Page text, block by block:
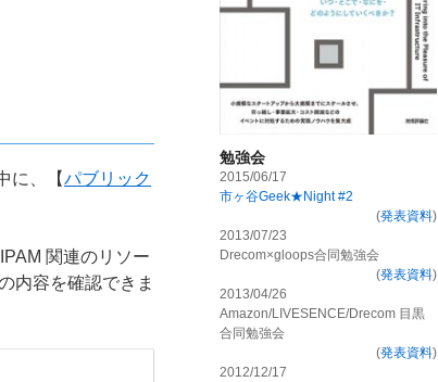
に、【パブリック
関連のリソー
内容を確認できま
勉強会
2015/06/17
市ヶ谷Geek★Night #2
(発表資料)
2013/07/23
Drecom×gloops合同勉強会
(発表資料)
2013/04/26
Amazon/LIVESENCE/Drecom 目黒
合同勉強会
(発表資料)
2012/12/17